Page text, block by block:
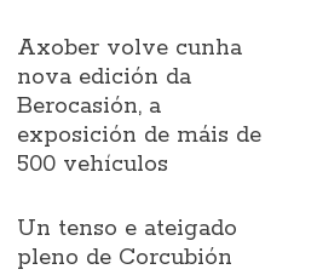
Axober volve cunha
nova edición da
Berocasión, a
exposición de máis de
500 vehículos
Un tenso e ateigado
pleno de Corcubión